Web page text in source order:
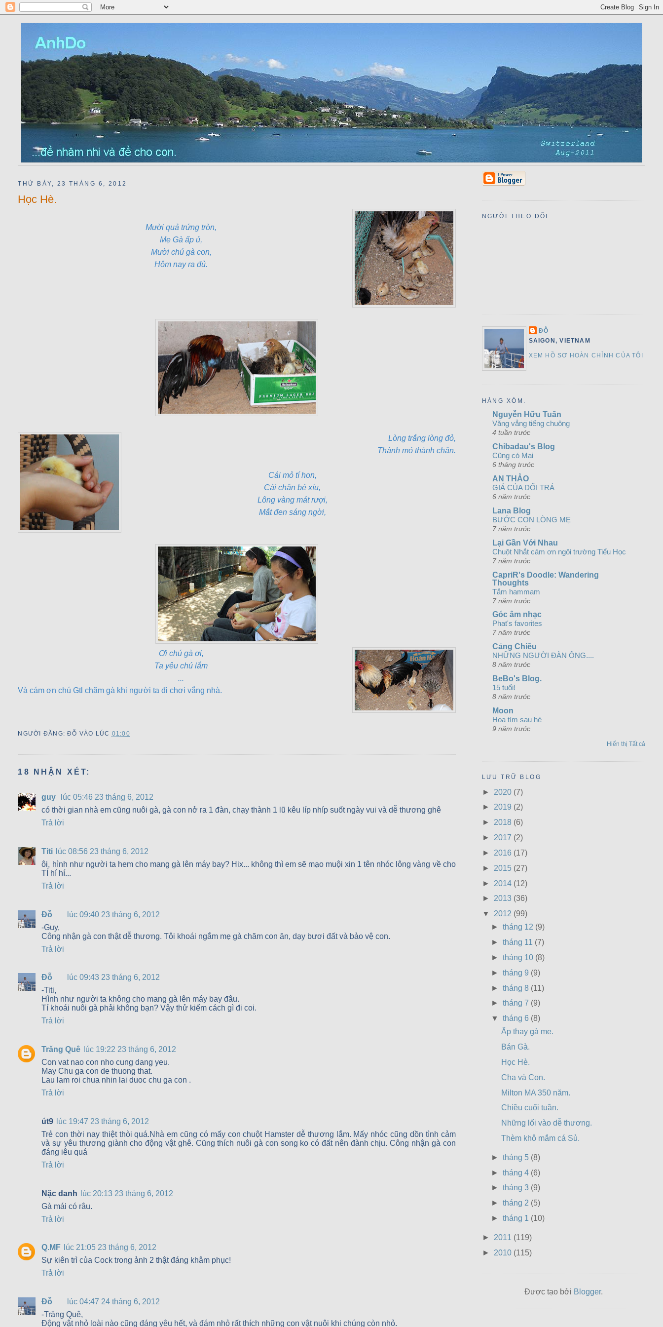
THỨ BẢY, 23 THÁNG 6, 2012
Học Hè.
Mười quả trứng tròn,
Mẹ Gà ấp ủ,
Mười chú gà con,
Hôm nay ra đủ.
Lòng trắng lòng đỏ,
Thành mỏ thành chân.
Cái mỏ tí hon,
Cái chân bé xíu,
Lông vàng mát rượi,
Mắt đen sáng ngời,
Ơi chú gà ơi,
Ta yêu chú lắm
...
Và cám ơn chú Gtl chăm gà khi người ta đi chơi vắng nhà.
NGƯỜI ĐĂNG:ĐỖ VÀO LÚC 01:00
18 NHẬN XÉT:
guy
lúc 05:46 23 tháng 6, 2012
có thời gian nhà em cũng nuôi gà, gà con nở ra 1 đàn, chạy thành 1 lũ kêu líp nhíp suốt ngày vui và dễ thương ghê
Trả lời
Titi
lúc 08:56 23 tháng 6, 2012
ôi, hình như người ta hem cho mang gà lên máy bay? Hix... không thì em sẽ mạo muội xin 1 tên nhóc lông vàng về cho
TÍ hí hí...
Trả lời
Đỗ
lúc 09:40 23 tháng 6, 2012
-Guy,
Công nhận gà con thật dễ thương. Tôi khoái ngắm mẹ gà chăm con ăn, dạy bươi đất và bảo vệ con.
Trả lời
Đỗ
lúc 09:43 23 tháng 6, 2012
-Titi,
Hình như người ta không cho mang gà lên máy bay đâu.
Tí khoái nuôi gà phải không bạn? Vậy thử kiếm cách gì đi coi.
Trả lời
Trăng Quê
lúc 19:22 23 tháng 6, 2012
Con vat nao con nho cung dang yeu.
May Chu ga con de thuong that.
Lau lam roi chua nhin lai duoc chu ga con .
Trả lời
út9
lúc 19:47 23 tháng 6, 2012
Trẻ con thời nay thiệt thòi quá.Nhà em cũng có mấy con chuột Hamster dễ thương lắm. Mấy nhóc cũng dồn tình cảm
và sự yêu thương giành cho động vật ghê. Cũng thích nuôi gà con song ko có đất nên đành chịu. Công nhận gà con
đáng iêu quá
Trả lời
Nặc danh
lúc 20:13 23 tháng 6, 2012
Gà mái có râu.
Trả lời
Q.MF
lúc 21:05 23 tháng 6, 2012
Sự kiên trì của Cock trong ảnh 2 thật đáng khâm phục!
Trả lời
Đỗ
lúc 04:47 24 tháng 6, 2012
-Trăng Quê,
Động vật nhỏ loài nào cũng đáng yêu hết, và đám nhỏ rất thích những con vật nuôi khi chúng còn nhỏ.
NGƯỜI THEO DÕI
ĐỖ
SAIGON, VIETNAM
XEM HỒ SƠ HOÀN CHỈNH CỦA TÔI
HÀNG XÓM.
Nguyễn Hữu Tuấn
Văng vẳng tiếng chuông
4 tuần trước
Chibadau's Blog
Cũng có Mai
6 tháng trước
AN THẢO
GIÁ CỦA DỐI TRÁ
6 năm trước
Lana Blog
BƯỚC CON LÒNG MẸ
7 năm trước
Lại Gần Với Nhau
Chuột Nhắt cám ơn ngôi trường Tiểu Học
7 năm trước
CapriR's Doodle: Wandering
Thoughts
Tắm hammam
7 năm trước
Góc âm nhạc
Phat's favorites
7 năm trước
Cảng Chiều
NHỮNG NGƯỜI ĐÀN ÔNG....
8 năm trước
BeBo's Blog.
15 tuổi!
8 năm trước
Moon
Hoa tím sau hè
9 năm trước
Hiển thị Tất cả
LƯU TRỮ BLOG
► 2020 (7)
► 2019 (2)
► 2018 (6)
► 2017 (2)
► 2016 (17)
► 2015 (27)
► 2014 (12)
► 2013 (36)
▼ 2012 (99)
►tháng 12 (9)
►tháng 11 (7)
►tháng 10 (8)
►tháng 9 (9)
►tháng 8 (11)
►tháng 7 (9)
▼tháng 6 (8)
Ấp thay gà mẹ.
Bán Gà.
Học Hè.
Cha và Con.
Milton MA 350 năm.
Chiều cuối tuần.
Những lối vào dễ thương.
Thèm khô mắm cá Sủ.
►tháng 5 (8)
►tháng 4 (6)
►tháng 3 (9)
►tháng 2 (5)
►tháng 1 (10)
► 2011 (119)
► 2010 (115)
Được tạo bởi Blogger.